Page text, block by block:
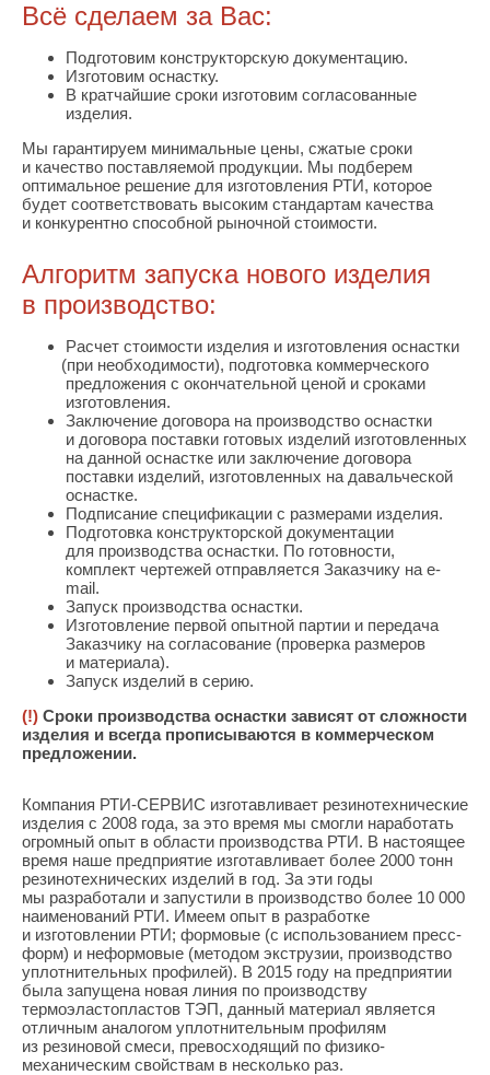
Всё сделаем за Вас:
Подготовим конструкторскую документацию.
Изготовим оснастку.
В кратчайшие сроки изготовим согласованные
изделия.
Мы гарантируем минимальные цены, сжатые сроки
и качество поставляемой продукции. Мы подберем
оптимальное решение для изготовления РТИ, которое
будет соответствовать высоким стандартам качества
и конкурентно способной рыночной стоимости.
Алгоритм запуска нового изделия
в производство:
Расчет стоимости изделия и изготовления оснастки
(принеобходимости), подготовка коммерческого
предложения с окончательной ценой и сроками
изготовления.
Заключение договора на производство оснастки
и договора поставки готовых изделий изготовленных
на данной оснастке или заключение договора
поставки изделий, изготовленных на давальческой
оснастке.
Подписание спецификации с размерами изделия.
Подготовка конструкторской документации
для производства оснастки. По готовности,
комплект чертежей отправляется Заказчику на e-
mail.
Запуск производства оснастки.
Изготовление первой опытной партии и передача
Заказчику на согласование (проверка размеров
и материала).
Запуск изделий в серию.
(!) Сроки производства оснастки зависят от сложности
изделия и всегда прописываются в коммерческом
предложении.
Компания РТИ-СЕРВИС изготавливает резинотехнические
изделия с 2008 года, за это время мы смогли наработать
огромный опыт в области производства РТИ. В настоящее
время наше предприятие изготавливает более 2000 тонн
резинотехнических изделий в год. За эти годы
мы разработали и запустили в производство более 10 000
наименований РТИ. Имеем опыт в разработке
и изготовлении РТИ; формовые (с использованием пресс-
форм) и неформовые (методом экструзии, производство
уплотнительных профилей). В 2015 году на предприятии
была запущена новая линия по производству
термоэластопластов ТЭП, данный материал является
отличным аналогом уплотнительным профилям
из резиновой смеси, превосходящий по физико-
механическим свойствам в несколько раз.